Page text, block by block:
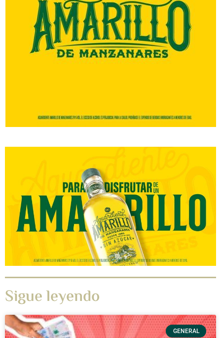
Sigue leyendo
GENERAL